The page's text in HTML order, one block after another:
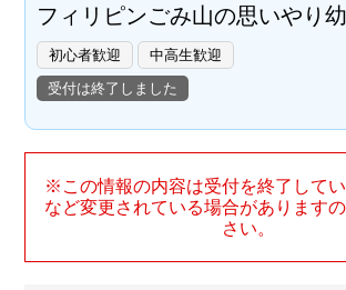
フィリピンごみ山の思いやり
初心者歓迎
中高生歓迎
受付は終了しました
※この情報の内容は受付を終了して
など変更されている場合があります
さい。